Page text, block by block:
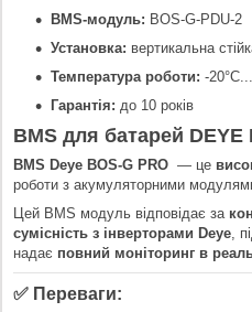
BMS-модуль: BOS-G-PDU-2
Установка: вертикальна
Температура роботи: -
Гарантія: до 10 років
BMS для батарей DEYE
BMS Deye BOS-G PRO — це
роботи з акумуляторними
Цей BMS модуль відповідає за
сумісність з інверторами Deye ,
надає повний моніторинг в
✅ Переваги: